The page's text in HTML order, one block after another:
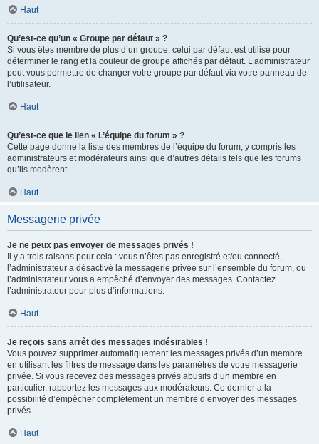
Haut
Qu’est-ce qu’un « Groupe par défaut » ?
Si vous êtes membre de plus d’un groupe, celui par défaut est utilisé pour
déterminer le rang et la couleur de groupe affichés par défaut. L’administrateur
peut vous permettre de changer votre groupe par défaut via votre panneau de
l’utilisateur.
Haut
Qu’est-ce que le lien « L’équipe du forum » ?
Cette page donne la liste des membres de l’équipe du forum, y compris les
administrateurs et modérateurs ainsi que d’autres détails tels que les forums
qu’ils modèrent.
Haut
Messagerie privée
Je ne peux pas envoyer de messages privés !
Il y a trois raisons pour cela : vous n’êtes pas enregistré et/ou connecté,
l’administrateur a désactivé la messagerie privée sur l’ensemble du forum, ou
l’administrateur vous a empêché d’envoyer des messages. Contactez
l’administrateur pour plus d’informations.
Haut
Je reçois sans arrêt des messages indésirables !
Vous pouvez supprimer automatiquement les messages privés d’un membre
en utilisant les filtres de message dans les paramètres de votre messagerie
privée. Si vous recevez des messages privés abusifs d’un membre en
particulier, rapportez les messages aux modérateurs. Ce dernier a la
possibilité d’empêcher complètement un membre d’envoyer des messages
privés.
Haut